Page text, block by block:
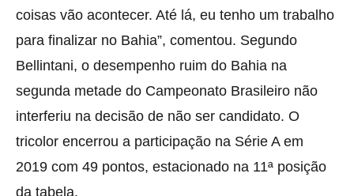
coisas vão acontecer. Até lá, eu tenho um trabalho
para finalizar no Bahia”, comentou. Segundo
Bellintani, o desempenho ruim do Bahia na
segunda metade do Campeonato Brasileiro não
interferiu na decisão de não ser candidato. O
tricolor encerrou a participação na Série A em
2019 com 49 pontos, estacionado na 11ª posição
da tabela.